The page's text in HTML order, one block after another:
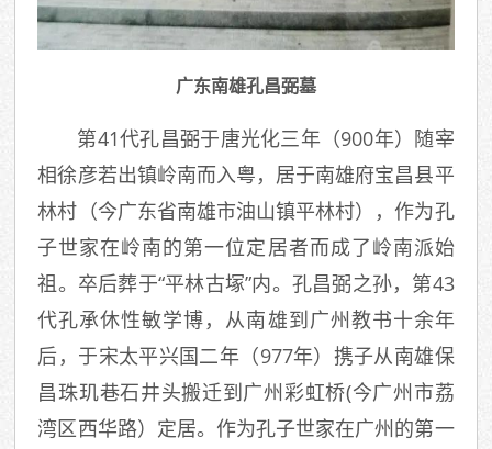
广东南雄孔昌弼墓
第41代孔昌弼于唐光化三年（900年）随宰
相徐彦若出镇岭南而入粤，居于南雄府宝昌县平
林村（今广东省南雄市油山镇平林村），作为孔
子世家在岭南的第一位定居者而成了岭南派始
祖。卒后葬于“平林古塚”内。孔昌弼之孙，第43
代孔承休性敏学博，从南雄到广州教书十余年
后，于宋太平兴国二年（977年）携子从南雄保
昌珠玑巷石井头搬迁到广州彩虹桥(今广州市荔
湾区西华路）定居。作为孔子世家在广州的第一